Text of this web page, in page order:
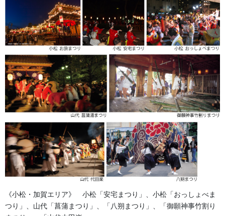
2026年8月
2026年6月
2026年5月
2026年2月
2025年7月
2025年6月
2025年5月
2024年11月
《小松・加賀エリア》 小松「安宅まつり」、小松「おっしょべま
つり」、山代「菖蒲まつり」、「八朔まつり」、「御願神事竹割り